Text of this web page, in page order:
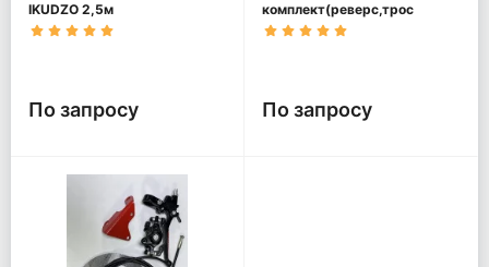
IKUDZO 2,5м
По запросу
комплект(реверс,трос
ревер., ручка)
По запросу